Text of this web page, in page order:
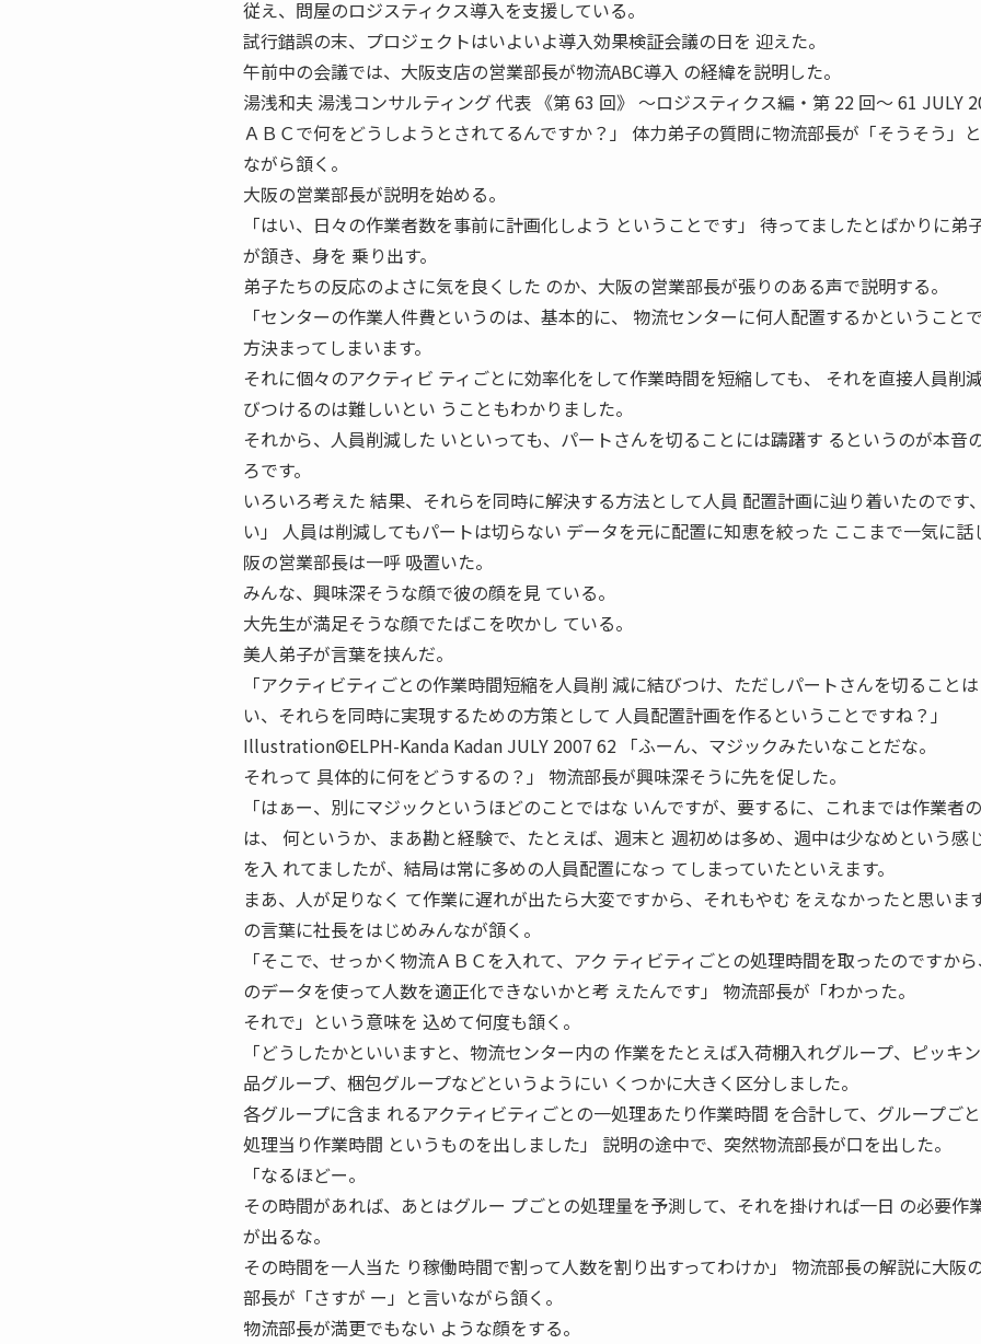
従え、問屋のロジスティクス導入を支援している。
試行錯誤の末、プロジェクトはいよいよ導入効果検証会議の日を 迎えた。
午前中の会議では、大阪支店の営業部長が物流ABC導入 の経緯を説明した。
湯浅和夫 湯浅コンサルティング 代表 《第 63 回》 〜ロジスティクス編・第 22 回〜 61 JULY
ＡＢＣで何をどうしようとされてるんですか？」 体力弟子の質問に物流部長が「そうそう」
ながら頷く。
大阪の営業部長が説明を始める。
「はい、日々の作業者数を事前に計画化しよう ということです」 待ってましたとばかりに弟
が頷き、身を 乗り出す。
弟子たちの反応のよさに気を良くした のか、大阪の営業部長が張りのある声で説明する。
「センターの作業人件費というのは、基本的に、 物流センターに何人配置するかということ
方決まってしまいます。
それに個々のアクティビ ティごとに効率化をして作業時間を短縮しても、 それを直接人員削
びつけるのは難しいとい うこともわかりました。
それから、人員削減した いといっても、パートさんを切ることには躊躇す るというのが本音
ろです。
いろいろ考えた 結果、それらを同時に解決する方法として人員 配置計画に辿り着いたのです
い」 人員は削減してもパートは切らない データを元に配置に知恵を絞った ここまで一気に話
阪の営業部長は一呼 吸置いた。
みんな、興味深そうな顔で彼の顔を見 ている。
大先生が満足そうな顔でたばこを吹かし ている。
美人弟子が言葉を挟んだ。
「アクティビティごとの作業時間短縮を人員削 減に結びつけ、ただしパートさんを切ること
い、それらを同時に実現するための方策として 人員配置計画を作るということですね？」
Illustration©ELPH-Kanda Kadan JULY 2007 62 「ふーん、マジックみたいなことだな。
それって 具体的に何をどうするの？」 物流部長が興味深そうに先を促した。
「はぁー、別にマジックというほどのことではな いんですが、要するに、これまでは作業者
は、 何というか、まあ勘と経験で、たとえば、週末と 週初めは多め、週中は少なめという感
を入 れてましたが、結局は常に多めの人員配置になっ てしまっていたといえます。
まあ、人が足りなく て作業に遅れが出たら大変ですから、それもやむ をえなかったと思いま
の言葉に社長をはじめみんなが頷く。
「そこで、せっかく物流ＡＢＣを入れて、アク ティビティごとの処理時間を取ったのですか
のデータを使って人数を適正化できないかと考 えたんです」 物流部長が「わかった。
それで」という意味を 込めて何度も頷く。
「どうしたかといいますと、物流センター内の 作業をたとえば入荷棚入れグループ、ピッキ
品グループ、梱包グループなどというようにい くつかに大きく区分しました。
各グループに含ま れるアクティビティごとの一処理あたり作業時間 を合計して、グループご
処理当り作業時間 というものを出しました」 説明の途中で、突然物流部長が口を出した。
「なるほどー。
その時間があれば、あとはグルー プごとの処理量を予測して、それを掛ければ一日 の必要作
が出るな。
その時間を一人当た り稼働時間で割って人数を割り出すってわけか」 物流部長の解説に大阪
部長が「さすが ー」と言いながら頷く。
物流部長が満更でもない ような顔をする。